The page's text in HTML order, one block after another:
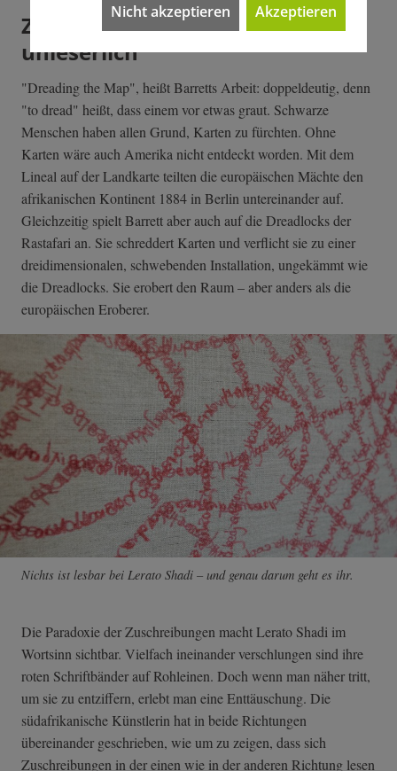
Zuschreibungen werden
unleserlich
"Dreading the Map", heißt Barretts Arbeit: doppeldeutig, denn
"to dread" heißt, dass einem vor etwas graut. Schwarze
Menschen haben allen Grund, Karten zu fürchten. Ohne
Karten wäre auch Amerika nicht entdeckt worden. Mit dem
Lineal auf der Landkarte teilten die europäischen Mächte den
afrikanischen Kontinent 1884 in Berlin untereinander auf.
Gleichzeitig spielt Barrett aber auch auf die Dreadlocks der
Rastafari an. Sie schreddert Karten und verflicht sie zu einer
dreidimensionalen, schwebenden Installation, ungekämmt wie
die Dreadlocks. Sie erobert den Raum – aber anders als die
europäischen Eroberer.
Nichts ist lesbar bei Lerato Shadi – und genau darum geht es ihr.
Die Paradoxie der Zuschreibungen macht Lerato Shadi im
Wortsinn sichtbar. Vielfach ineinander verschlungen sind ihre
roten Schriftbänder auf Rohleinen. Doch wenn man näher tritt,
um sie zu entziffern, erlebt man eine Enttäuschung. Die
südafrikanische Künstlerin hat in beide Richtungen
übereinander geschrieben, wie um zu zeigen, dass sich
Zuschreibungen in der einen wie in der anderen Richtung lesen
Nicht akzeptieren Akzeptieren